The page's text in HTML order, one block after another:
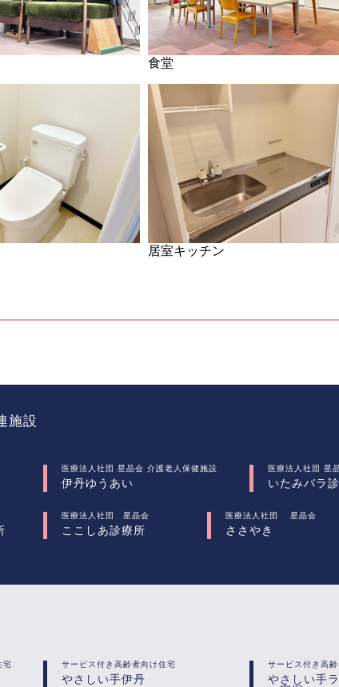
食堂
居室キッチン
施設
医療法人社団 星晶会 介護老人保健施設
伊丹ゆうあい
医療法人社団 星
いたみバラ
医療法人社団 星晶会
ここしあ診療所
医療法人社団 星晶会
ささやき
宅 サービス付き高齢者向け住宅
やさしい手伊丹
サービス付き高
やさしい手